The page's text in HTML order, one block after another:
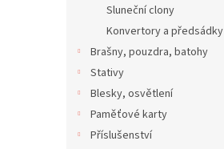
Sluneční clony
Konvertory a předsádky
Brašny, pouzdra, batohy
Stativy
Blesky, osvětlení
Paměťové karty
Příslušenství